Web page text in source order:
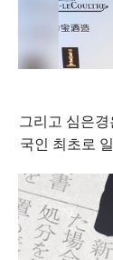
그리고 심은
국인 최초로